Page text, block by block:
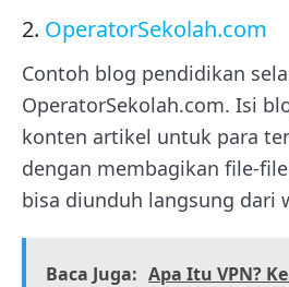
2. OperatorSekolah.com
Contoh blog pendidikan
OperatorSekolah.com. Isi
konten artikel untuk para
dengan membagikan file-
bisa diunduh langsung dari
Baca Juga: Apa Itu VPN?